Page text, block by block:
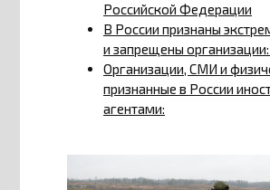
Российской Федерации
В России признаны
и запрещены организации:
Организации, СМИ и
признанные в России
агентами: